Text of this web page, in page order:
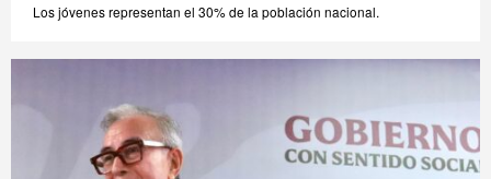
Los jóvenes representan el 30% de la población nacional.